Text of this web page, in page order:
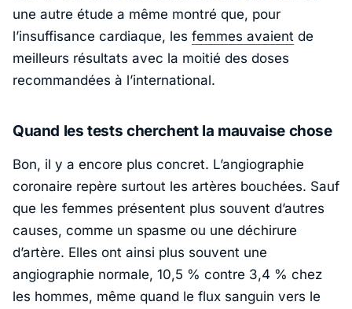
une autre étude a même montré que, pour
l’insuffisance cardiaque, les femmes avaient de
meilleurs résultats avec la moitié des doses
recommandées à l’international.
Quand les tests cherchent la mauvaise chose
Bon, il y a encore plus concret. L’angiographie
coronaire repère surtout les artères bouchées. Sauf
que les femmes présentent plus souvent d’autres
causes, comme un spasme ou une déchirure
d’artère. Elles ont ainsi plus souvent une
angiographie normale, 10,5 % contre 3,4 % chez
les hommes, même quand le flux sanguin vers le